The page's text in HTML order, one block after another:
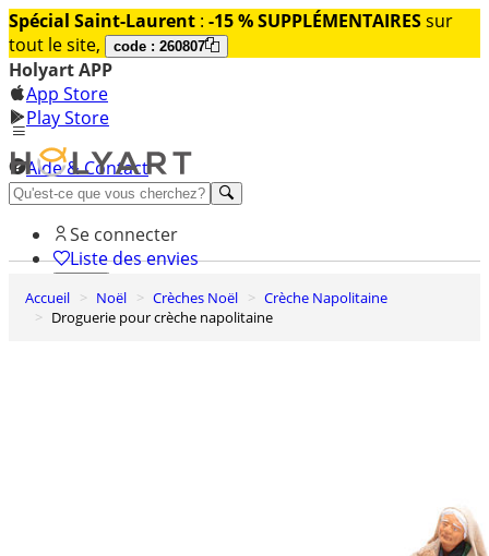
Spécial Saint-Laurent : -15 % SUPPLÉMENTAIRESsur
tout le site,
code : 260807
Holyart APP
App Store
Play Store
Aide & Contact
Découvrez Premium
Se connecter
Liste des envies
0
Panier
Accueil Noël Crèches Noël
Crèche Napolitaine
Droguerie pour crèche napolitaine